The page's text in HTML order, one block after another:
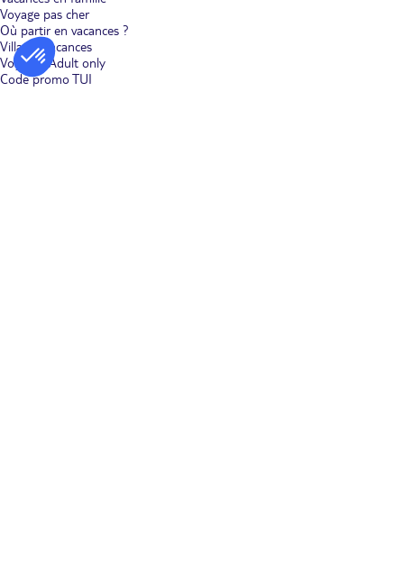
Voyage pas cher
Où partir en vacances ?
Villages vacances
Voyages Adult only
Code promo TUI